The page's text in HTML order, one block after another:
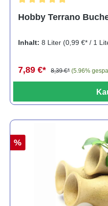
Hobby Terrano
Inhalt: 8 Liter (0,99 €* / 1
7,89 €* 8,39 €* (5.96%
%